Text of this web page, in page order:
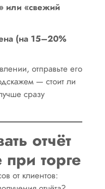
или «свежий
(на 15–20%
отправьте его
— стоит ли
сразу
отчёт
торге
от клиентов: